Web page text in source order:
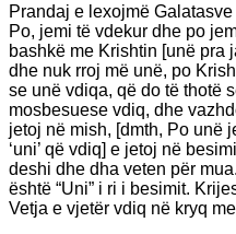
Prandaj e lexojmë
Po, jemi të vdekur dhe po
bashkë me Krishtin [unë pra
dhe nuk rroj më unë, po
se unë vdiqa, që do të thotë
mosbesuese vdiq, dhe
jetoj në mish, [dmth, Po unë
‘uni’ që vdiq] e jetoj në
deshi dhe dha veten për
është “Uni” i ri i besimit.
Vetja e vjetër vdiq në kryq